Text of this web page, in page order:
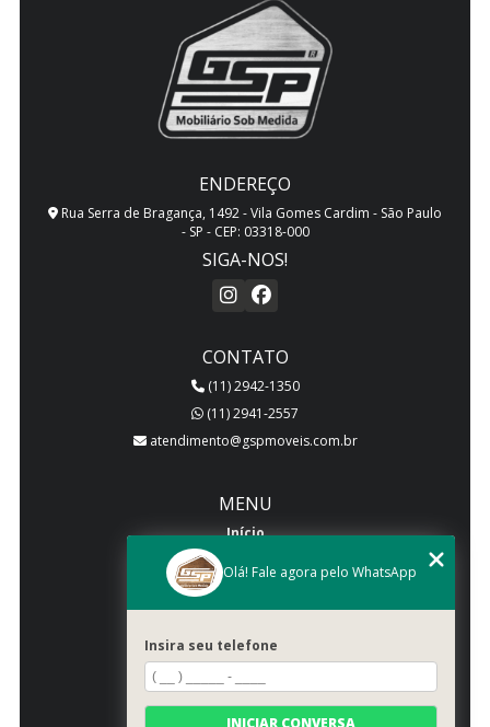
ENDEREÇO
Rua Serra de Bragança, 1492 - Vila Gomes Cardim - São Paulo
- SP - CEP: 03318-000
SIGA-NOS!
CONTATO
(11) 2942-1350
(11) 2941-2557
atendimento@gspmoveis.com.br
MENU
Início
Quem somos
Galeria
Categorias
Contato
Olá! Fale agora pelo WhatsApp
Insira seu telefone
INICIAR CONVERSA